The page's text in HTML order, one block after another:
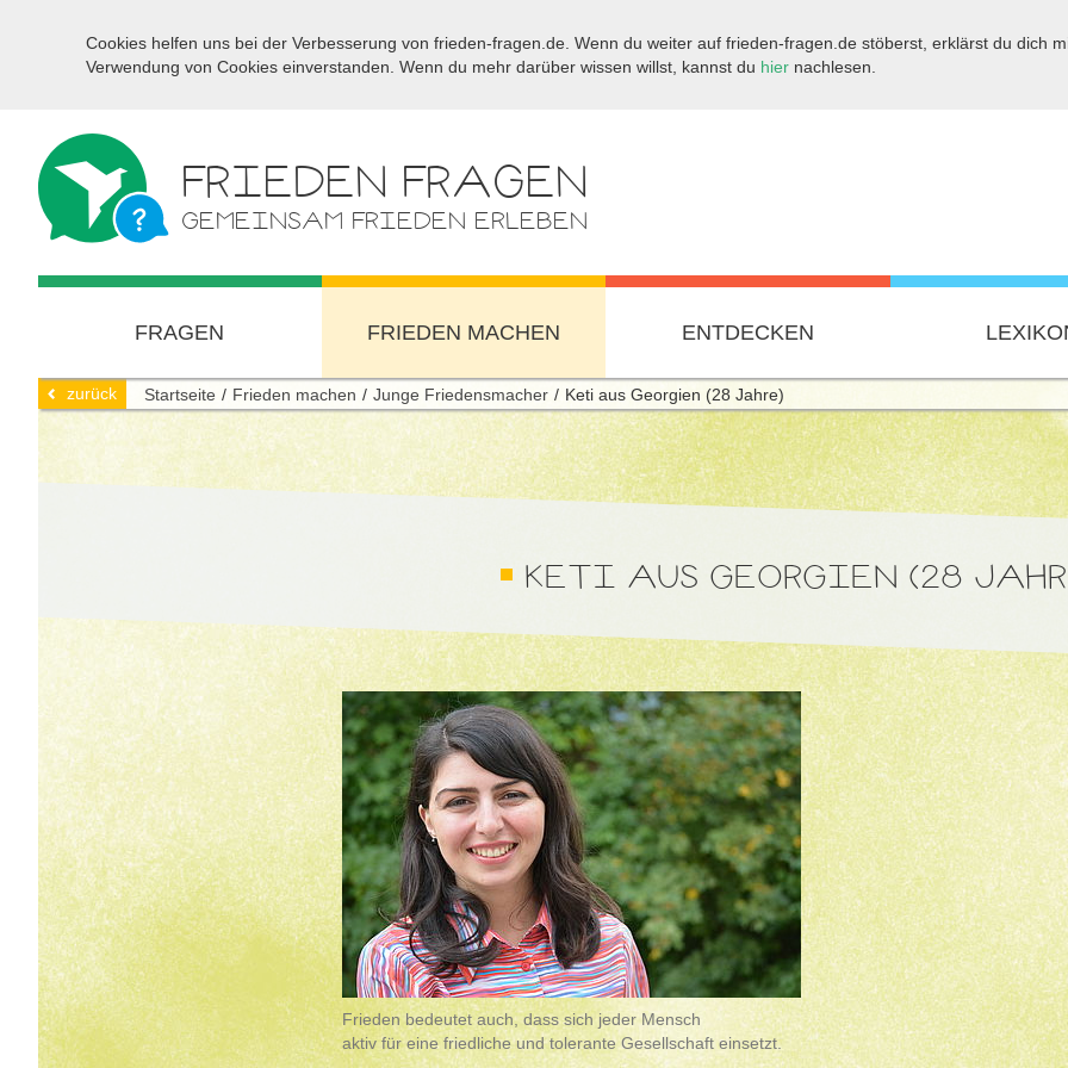
Cookies helfen uns bei der Verbesserung von frieden-fragen.de. Wenn du weiter auf frieden-fragen.de stöberst, erklärst du dich
Verwendung von Cookies einverstanden. Wenn du mehr darüber wissen willst, kannst du hier nachlesen.
FRIEDEN FRAGEN
GEMEINSAM FRIEDEN ERLEBEN
FRAGEN FRIEDEN MACHEN ENTDECKEN
zurück Startseite Frieden machen Junge Friedensmacher Keti aus Georgien (28 Jahre)
KETI AUS GEORGIEN (28
Frieden bedeutet auch, dass sich jeder Mensch
aktiv für eine friedliche und tolerante Gesellschaft einsetzt.